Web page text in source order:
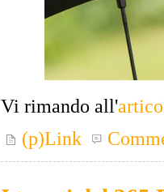
Vi rimando all'
(p)Link